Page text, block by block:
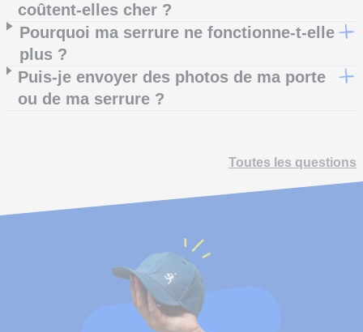
coûtent-elles cher ?
Pourquoi ma serrure ne fonctionne-t-elle
plus ?
Puis-je envoyer des photos de ma porte
ou de ma serrure ?
Toutes les questions